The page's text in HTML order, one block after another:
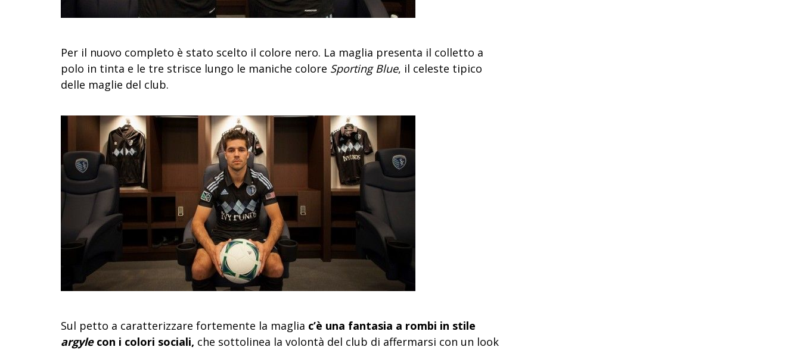
Per il nuovo completo è stato scelto il colore nero. La maglia presenta il colletto a
polo in tinta e le tre strisce lungo le maniche colore Sporting Blue, il celeste tipico
delle maglie del club.
Sul petto a caratterizzare fortemente la maglia c’è una fantasia a rombi in stile
argyle con i colori sociali, che sottolinea la volontà del club di affermarsi con un look